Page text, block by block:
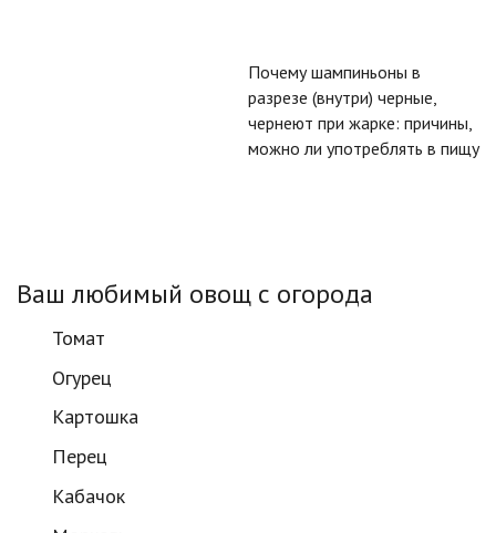
Почему шампиньоны в
разрезе (внутри) черные,
чернеют при жарке: причины,
можно ли употреблять в пищу
Ваш любимый овощ с огорода
Томат
Огурец
Картошка
Перец
Кабачок